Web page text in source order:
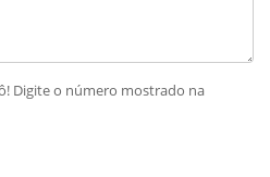
Digite o número mostrado na